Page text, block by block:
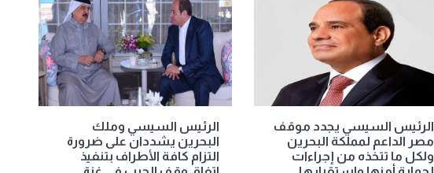
الرئيس السيسي يجدد موقف
مصر الداعم لمملكة البحرين
ولكل ما تتخذه من إجراءات
الرئيس السيسي وملك
البحرين يشددان على ضرورة
التزام كافة الأطراف بتنفيذ